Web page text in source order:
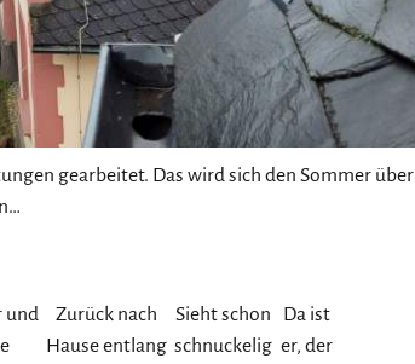
gearbeitet. Das wird sich den Sommer über
und
Zurück nach
Hause entlang
Sieht schon
schnuckelig
Da ist
er, der